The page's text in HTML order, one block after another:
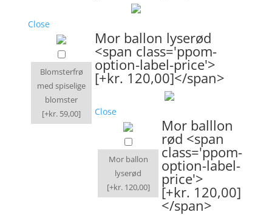
Close
Blomsterfrø
med spiselige
blomster
[+kr. 59,00]
Mor ballon lyserød
<span class='ppom-
option-label-price'>
[+kr. 120,00]</span>
Close
Mor ballon
lyserød
[+kr. 120,00]
Mor balllon
rød <span
class='ppom-
option-label-
price'>
[+kr. 120,00]
</span>